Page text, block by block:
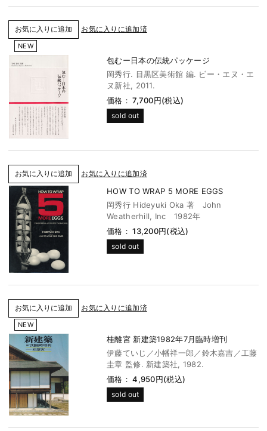
お気に入りに追加済
NEW
包むー日本の伝統パッケージ
岡秀行. 目黒区美術館 編. ビー・エヌ・エ
ヌ新社, 2011.
価格： 7,700円(税込)
sold out
お気に入りに追加済
HOW TO WRAP 5 MORE EGGS
岡秀行 Hideyuki Oka 著 John
Weatherhill, Inc 1982年
価格： 13,200円(税込)
sold out
お気に入りに追加済
NEW
桂離宮 新建築1982年7月臨時増刊
伊藤ていじ／小幡祥一郎／鈴木嘉吉／工藤
圭章 監修. 新建築社, 1982.
価格： 4,950円(税込)
sold out